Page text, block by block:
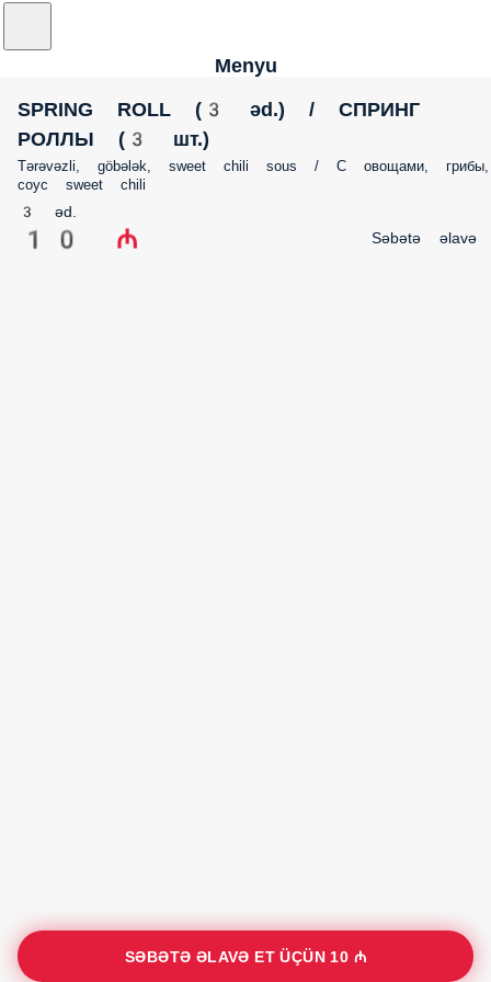
Menyu
SPRING ROLL (3 əd.) / СПРИНГ РОЛЛЫ (3 шт.)
Tərəvəzli, göbələk, sweet chili sous / С овощами, грибы, соус sweet chili
3 əd.
10 ₼
SƏBƏTƏ ƏLAVƏ ET ÜÇÜN 10 ₼